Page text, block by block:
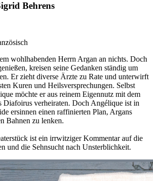
Behrens
wohlhabenden Herrn Argan an nichts. Doch
kreisen seine Gedanken ständig um
Er zieht diverse Ärzte zu Rate und unterwirft
Kuren und Heilsversprechungen. Selbst
möchte er aus reinem Eigennutz mit dem
Diafoirus verheiraten. Doch Angélique ist in
ersinnen einen raffinierten Plan, Argans
Bahnen zu lenken.
ist ein irrwitziger Kommentar auf die
und die Sehnsucht nach Unsterblichkeit.